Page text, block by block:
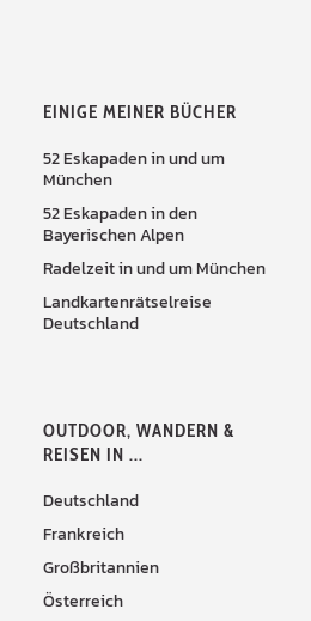
EINIGE MEINER BÜCHER
52 Eskapaden in und um
München
52 Eskapaden in den
Bayerischen Alpen
Radelzeit in und um München
Landkartenrätselreise
Deutschland
OUTDOOR, WANDERN &
REISEN IN ...
Deutschland
Frankreich
Großbritannien
Österreich